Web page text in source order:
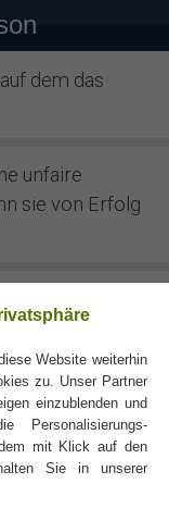
dem das
unfaire
sie von Erfolg
Website weiterhin
zu. Unser Partner
einzublenden und
mit Klick auf den
Sie in unserer